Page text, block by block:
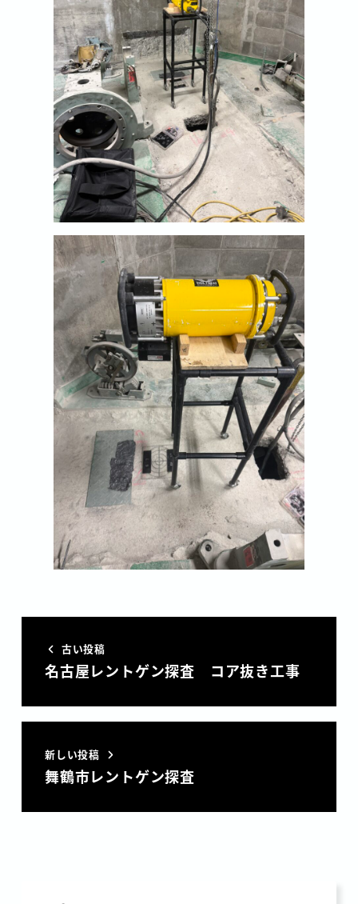
古い投稿
名古屋レントゲン探査 コア抜き工事
新しい投稿
舞鶴市レントゲン探査